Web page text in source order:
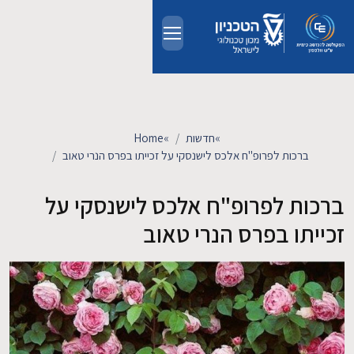
מחקר
חדשות ואירועים
קשרי תעשייה
צרו קשר
Home» חדשות»
ברכות לפרופ"ח אלכס לישנסקי על זכייתו בפרס הנרי טאוב
ברכות לפרופ"ח אלכס לישנסקי על
זכייתו בפרס הנרי טאוב